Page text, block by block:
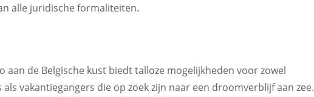
alle juridische formaliteiten.
aan de Belgische kust biedt talloze mogelijkheden voor zowel
vakantiegangers die op zoek zijn naar een droomverblijf aan zee.